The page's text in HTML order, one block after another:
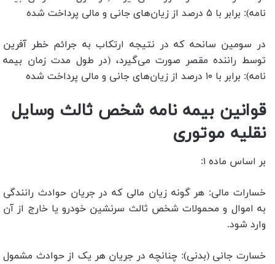
نامه): برابر با ۵ درصد از زیان‌های جانی و مالی پرداخت شده
در سومین سانحه که در نتیجه ارتکاب به جرائم خطر آفرین
توسط راننده مقصر صورت می‌گیرد، (در طول مدت زمان بیمه
نامه): برابر با ۱۰ درصد از زیان‌های جانی و مالی پرداخت شده
قوانین بیمه نامه شخص ثالث وسایل
نقلیه موتوری
بر اساس ماده ۱:
خسارات مالی: هر گونه زیان مالی که در جریان حوادث رانندگی
به اموال و محمولات شخص ثالث سرنشین خودرو یا خارج از آن
وارد شود.
خسارت جانی (بدنی): چنانچه در جریان هر یک از حوادث مشمول